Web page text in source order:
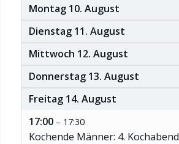
Montag 10. August
Dienstag 11. August
Mittwoch 12. August
Donnerstag 13. August
Freitag 14. August
17:00 – 17:30
Kochende Männer: 4. Kochabend